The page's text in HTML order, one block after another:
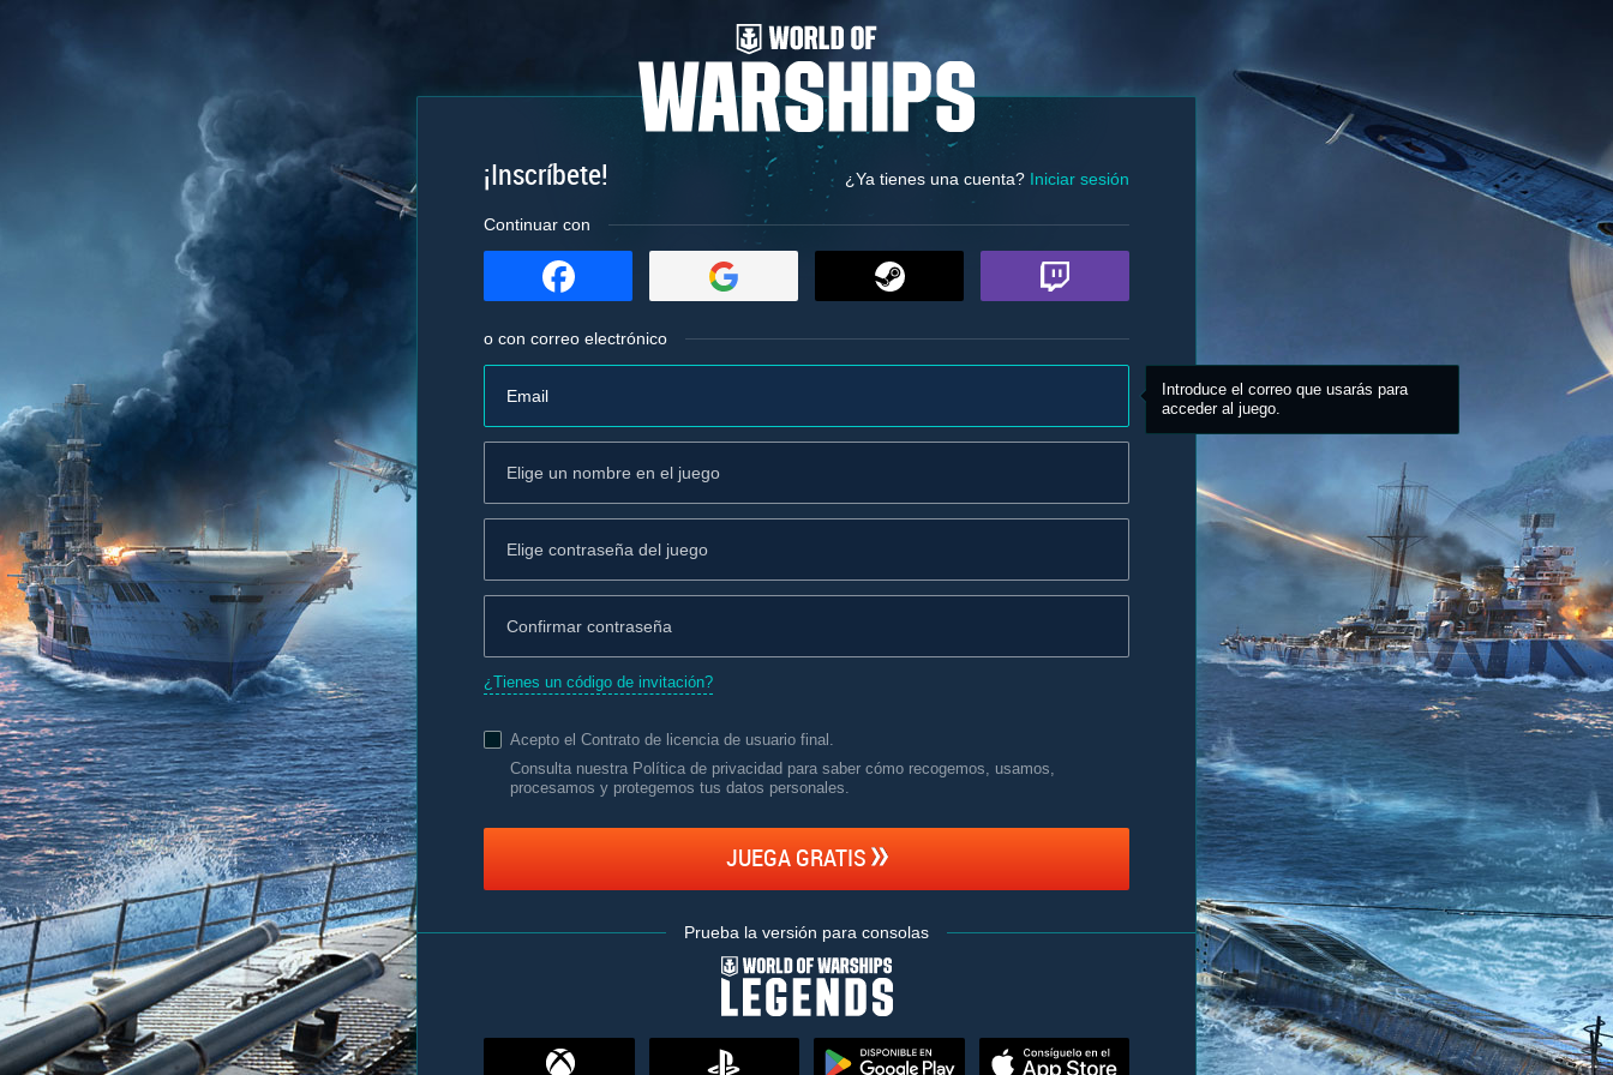
¡Inscríbete! ¿Ya tienes una cuenta? Iniciar sesión
Continuar con
o con correo electrónico
Introduce el correo que usarás para
acceder al juego.
¿Tienes un código de invitación?
Acepto el Contrato de licencia de usuario final .
Consulta nuestra Política de privacidad para saber cómo recogemos, usamos,
procesamos y protegemos tus datos personales.
JUEGA GRATIS
Prueba la versión para consolas